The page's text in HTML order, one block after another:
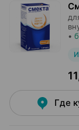
•
Где